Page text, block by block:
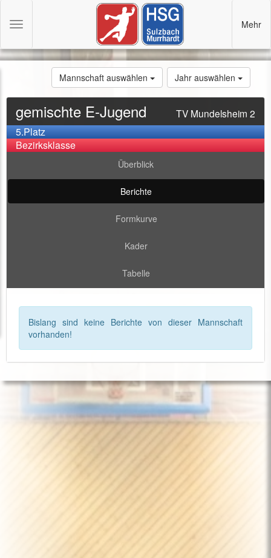
Mannschaft auswählen Jahr auswählen
gemischte E-Jugend TV Mundelsheim 2
5.Platz
Bezirksklasse
Überblick
Berichte
Formkurve
Kader
Tabelle
Bislang sind keine Berichte von dieser Mannschaft
vorhanden!
Toggle
Mehr